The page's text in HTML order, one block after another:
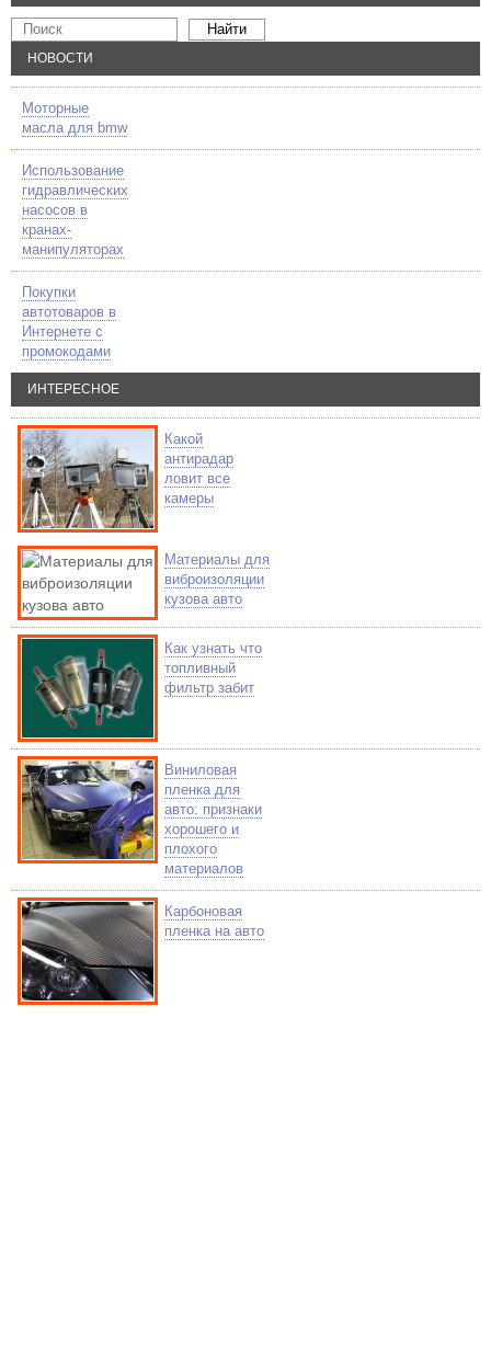
НОВОСТИ
Моторные
масла для bmw
Использование
гидравлических
насосов в
кранах-
манипуляторах
Покупки
автотоваров в
Интернете с
промокодами
ИНТЕРЕСНОЕ
Какой
антирадар
ловит все
камеры
Материалы для
виброизоляции
кузова авто
Как узнать что
топливный
фильтр забит
Виниловая
пленка для
авто: признаки
хорошего и
плохого
материалов
Карбоновая
пленка на авто